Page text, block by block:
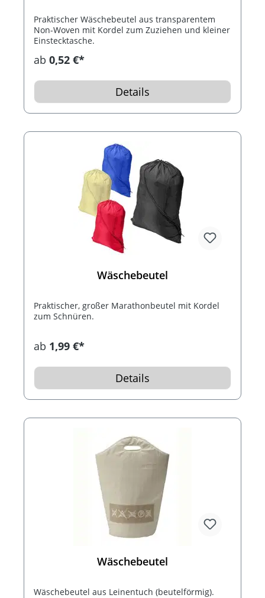
Praktischer Wäschebeutel aus transparentem
Non-Woven mit Kordel zum Zuziehen und kleiner
Einstecktasche.
ab 0,52 €*
Details
Wäschebeutel
Praktischer, großer Marathonbeutel mit Kordel
zum Schnüren.
ab 1,99 €*
Details
Wäschebeutel
Wäschebeutel aus Leinentuch (beutelförmig).